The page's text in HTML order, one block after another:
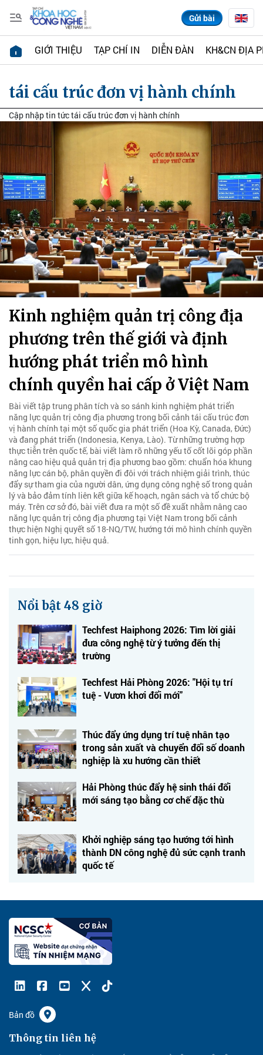
Gửi bài
GIỚI THIỆU TẠP CHÍ IN DIỄN ĐÀN KH&CN ĐỊA
tái cấu trúc đơn vị hành chính
Cập nhập tin tức tái cấu trúc đơn vị hành chính
Kinh nghiệm quản trị công địa
phương trên thế giới và định
hướng phát triển mô hình
chính quyền hai cấp ở Việt Nam
Bài viết tập trung phân tích và so sánh kinh nghiệm phát triển
năng lực quản trị công địa phương trong bối cảnh tái cấu trúc đơn
vị hành chính tại một số quốc gia phát triển (Hoa Kỳ, Canada, Đức)
và đang phát triển (Indonesia, Kenya, Lào). Từ những trường hợp
thực tiễn trên quốc tế, bài viết làm rõ những yếu tố cốt lõi góp phần
nâng cao hiệu quả quản trị địa phương bao gồm: chuẩn hóa khung
năng lực cán bộ, phân quyền đi đôi với trách nhiệm giải trình, thúc
đẩy sự tham gia của người dân, ứng dụng công nghệ số trong quản
lý và bảo đảm tính liên kết giữa kế hoạch, ngân sách và tổ chức bộ
máy. Trên cơ sở đó, bài viết đưa ra một số đề xuất nhằm nâng cao
năng lực quản trị công địa phương tại Việt Nam trong bối cảnh
thực hiện Nghị quyết số 18-NQ/TW, hướng tới mô hình chính quyền
tinh gọn, hiệu lực, hiệu quả.
Nổi bật 48 giờ
Techfest Haiphong 2026: Tìm lời giải
đưa công nghệ từ ý tưởng đến thị
trường
Techfest Hải Phòng 2026: "Hội tụ trí
tuệ - Vươn khơi đổi mới"
Thúc đẩy ứng dụng trí tuệ nhân tạo
trong sản xuất và chuyển đổi số doanh
nghiệp là xu hướng cần thiết
Hải Phòng thúc đẩy hệ sinh thái đổi
mới sáng tạo bằng cơ chế đặc thù
Khởi nghiệp sáng tạo hướng tới hình
thành DN công nghệ đủ sức cạnh tranh
quốc tế
Bản đồ
Thông tin liên hệ